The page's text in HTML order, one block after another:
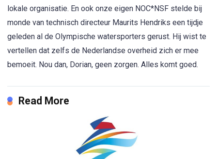
lokale organisatie. En ook onze eigen NOC*NSF stelde bij
monde van technisch directeur Maurits Hendriks een tijdje
geleden al de Olympische watersporters gerust. Hij wist te
vertellen dat zelfs de Nederlandse overheid zich er mee
bemoeit. Nou dan, Dorian, geen zorgen. Alles komt goed.
Read More